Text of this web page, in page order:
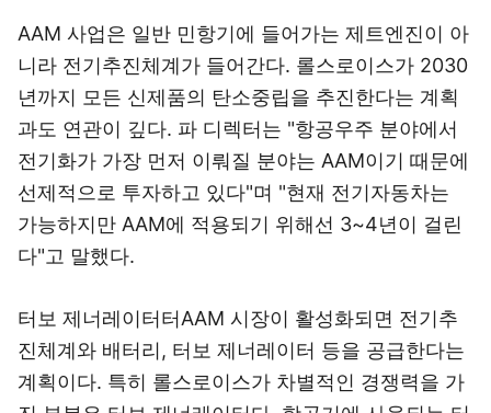
AAM 사업은 일반 민항기에 들어가는 제트엔진이 아
니라 전기추진체계가 들어간다. 롤스로이스가 2030
년까지 모든 신제품의 탄소중립을 추진한다는 계획
과도 연관이 깊다. 파 디렉터는 "항공우주 분야에서
전기화가 가장 먼저 이뤄질 분야는 AAM이기 때문에
선제적으로 투자하고 있다"며 "현재 전기자동차는
가능하지만 AAM에 적용되기 위해선 3~4년이 걸린
다"고 말했다.
터보 제너레이터터AAM 시장이 활성화되면 전기추
진체계와 배터리, 터보 제너레이터 등을 공급한다는
계획이다. 특히 롤스로이스가 차별적인 경쟁력을 가